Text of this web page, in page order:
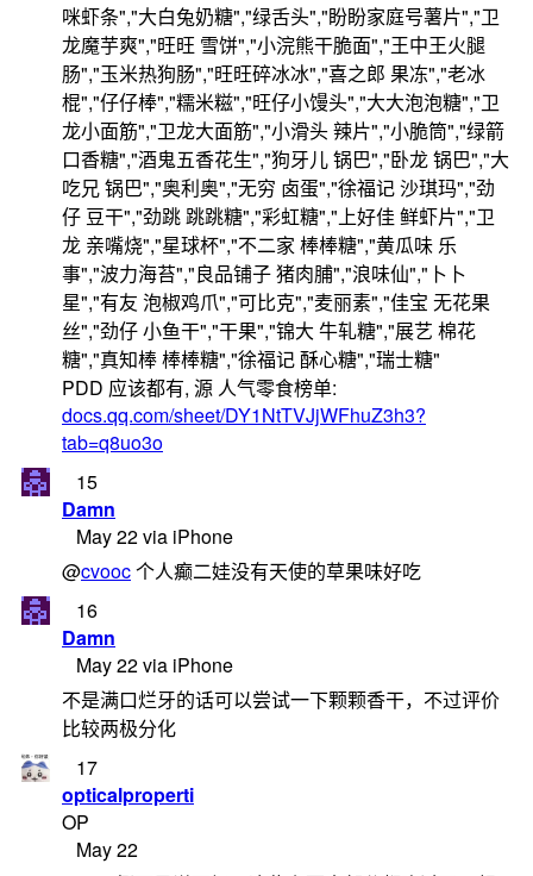
咪虾条","大白兔奶糖","绿舌头","盼盼家庭号薯片","卫
龙魔芋爽","旺旺 雪饼","小浣熊干脆面","王中王火腿
肠","玉米热狗肠","旺旺碎冰冰","喜之郎 果冻","老冰
棍","仔仔棒","糯米糍","旺仔小馒头","大大泡泡糖","卫
龙小面筋","卫龙大面筋","小滑头 辣片","小脆筒","绿箭
口香糖","酒鬼五香花生","狗牙儿 锅巴","卧龙 锅巴","大
吃兄 锅巴","奥利奥","无穷 卤蛋","徐福记 沙琪玛","劲
仔 豆干","劲跳 跳跳糖","彩虹糖","上好佳 鲜虾片","卫
龙 亲嘴烧","星球杯","不二家 棒棒糖","黄瓜味 乐
事","波力海苔","良品铺子 猪肉脯","浪味仙","卜卜
星","有友 泡椒鸡爪","可比克","麦丽素","佳宝 无花果
丝","劲仔 小鱼干","干果","锦大 牛轧糖","展艺 棉花
糖","真知棒 棒棒糖","徐福记 酥心糖","瑞士糖"
PDD 应该都有, 源 人气零食榜单:
docs.qq.com/sheet/DY1NtTVJjWFhuZ3h3?
tab=q8uo3o
15
Damn
May 22 via iPhone
@cvooc个人癫二娃没有天使的草果味好吃
16
Damn
May 22 via iPhone
不是满口烂牙的话可以尝试一下颗颗香干，不过评价
比较两极分化
17
opticalproperti
OP
May 22